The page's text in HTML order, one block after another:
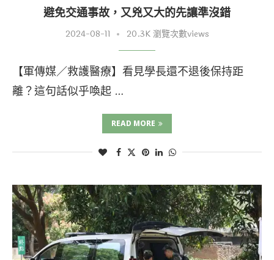
避免交通事故，又兇又大的先讓準沒錯
2024-08-11 20.3K 瀏覽次數views
【軍傳媒／救護醫療】看見學長還不退後保持距
離？這句話似乎喚起 …
READ MORE